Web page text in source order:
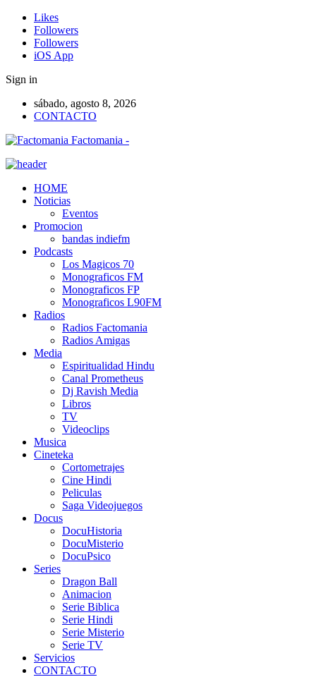
Likes
Followers
Followers
iOS App
Sign in
sábado, agosto 8, 2026
CONTACTO
Factomania -
HOME
Noticias
Eventos
Promocion
bandas indiefm
Podcasts
Los Magicos 70
Monograficos FM
Monograficos FP
Monograficos L90FM
Radios
Radios Factomania
Radios Amigas
Media
Espiritualidad Hindu
Canal Prometheus
Dj Ravish Media
Libros
TV
Videoclips
Musica
Cineteka
Cortometrajes
Cine Hindi
Peliculas
Saga Videojuegos
Docus
DocuHistoria
DocuMisterio
DocuPsico
Series
Dragon Ball
Animacion
Serie Biblica
Serie Hindi
Serie Misterio
Serie TV
Servicios
CONTACTO